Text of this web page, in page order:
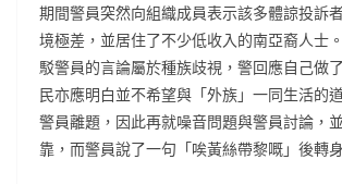
期間警員突然向組織成員表示該多體諒投訴
境極差，並居住了不少低收入的南亞裔人士
駁警員的言論屬於種族歧視，警回應自己做
民亦應明白並不希望與「外族」一同生活的
警員離題，因此再就噪音問題與警員討論，
靠，而警員說了一句「唉黃絲帶黎嘅」後轉